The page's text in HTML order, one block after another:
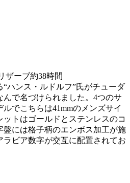
ーブ約38時間
ハンス・ルドルフ”氏がチューダ
んで名づけられました。4つのサ
でこちらは41mmのメンズサイ
トはゴールドとステンレスのコ
盤には格子柄のエンボス加工が施
ラビア数字が交互に配置されてお